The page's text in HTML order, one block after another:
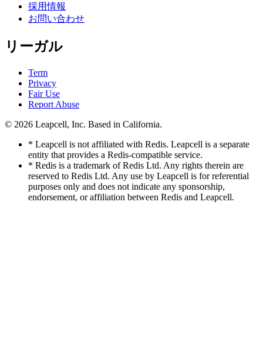
採用情報
お問い合わせ
リーガル
Term
Privacy
Fair Use
Report Abuse
© 2026 Leapcell, Inc. Based in California.
* Leapcell is not affiliated with Redis. Leapcell is a separate
entity that provides a Redis-compatible service.
* Redis is a trademark of Redis Ltd. Any rights therein are
reserved to Redis Ltd. Any use by Leapcell is for referential
purposes only and does not indicate any sponsorship,
endorsement, or affiliation between Redis and Leapcell.